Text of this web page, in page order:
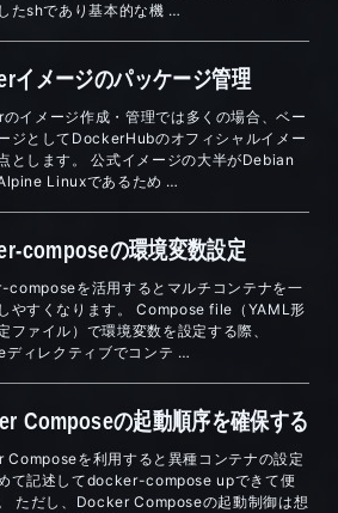
たshであり基本的な機 …
イメージのパッケージ管理
イメージ作成・管理では多くの場合、ベー
ジとしてDockerHubのオフィシャルイメー
とします。 公式イメージの大半がDebian
Linuxであるため …
composeの環境変数設定
を活用するとマルチコンテナを一
やすくなります。 Compose file（YAML形
ファイル）で環境変数を設定する際、
ディレクティブでコンテ …
Composeの起動順序を確保する
Composeを利用すると異種コンテナの設定
て記述してdocker-compose upできて便
ただし、Docker Composeの起動制御は想